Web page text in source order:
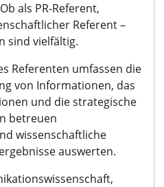
als PR-Referent,
Referent –
sind vielfältig.
Referenten umfassen die
von Informationen, das
und die strategische
betreuen
wissenschaftliche
auswerten.